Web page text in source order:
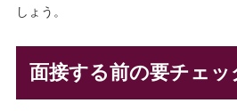
しょう。
面接する前の要チェッ